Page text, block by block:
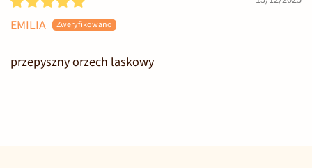
EMILIA
przepyszny orzech laskowy